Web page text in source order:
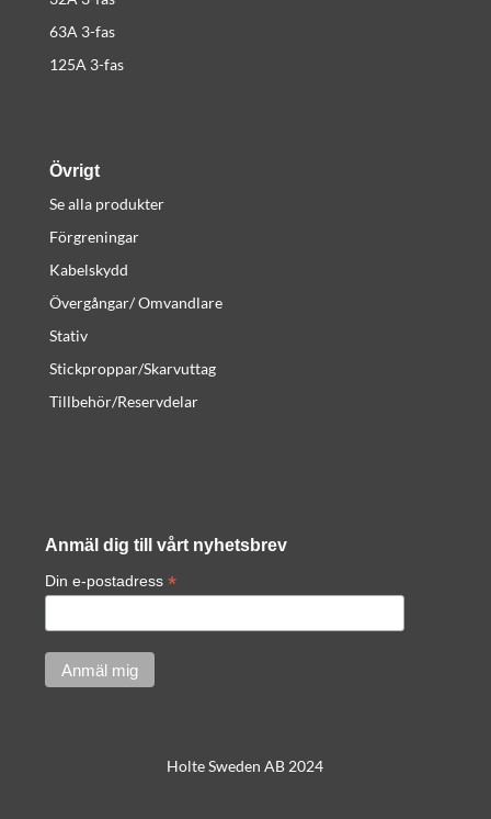
63A 3-fas
125A 3-fas
Övrigt
Se alla produkter
Förgreningar
Kabelskydd
Övergångar/ Omvandlare
Stativ
Stickproppar/Skarvuttag
Tillbehör/Reservdelar
Anmäl dig till vårt nyhetsbrev
Din e-postadress *
Holte Sweden AB 2024